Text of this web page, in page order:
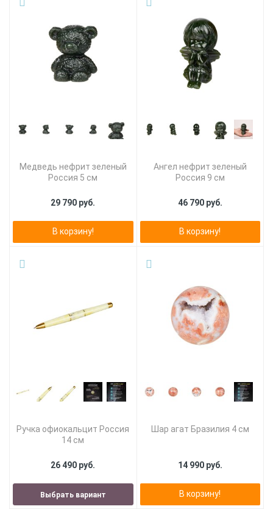
Медведь нефрит зеленый
Россия 5 см
29 790 руб.
В корзину!
Ангел нефрит зеленый
Россия 9 см
46 790 руб.
В корзину!
Ручка офиокальцит Россия
14 см
26 490 руб.
Выбрать вариант
Шар агат Бразилия 4 см
14 990 руб.
В корзину!